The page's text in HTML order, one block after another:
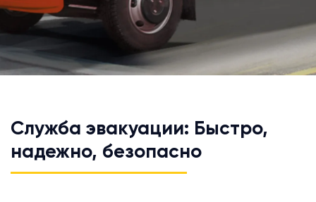
Служба эвакуации: Быстро,
надежно, безопасно